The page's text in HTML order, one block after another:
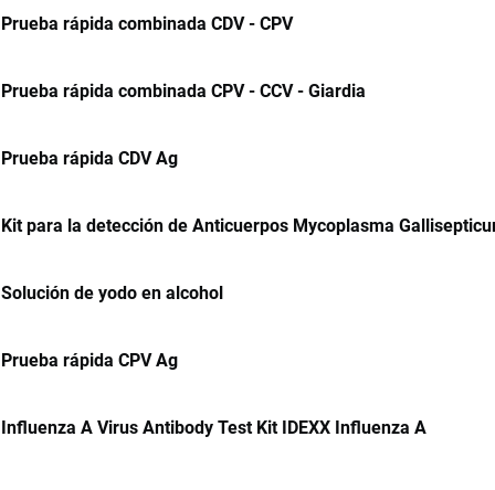
Prueba rápida combinada CDV - CPV
Prueba rápida combinada CPV - CCV - Giardia
Prueba rápida CDV Ag
Kit para la detección de Anticuerpos Mycoplasma
Solución de yodo en alcohol
Prueba rápida CPV Ag
Influenza A Virus Antibody Test Kit IDEXX Influenza A